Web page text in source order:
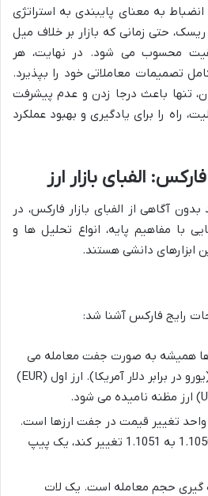
به معنای پایبندی به استراتژی
حتی زمانی که بازار بر خلاف میل
محسوب می شود. در نهایت، هر
تصمیمات معاملاتی خود را بپذیرد.
تنها باعث درجا زدن و عدم پیشرفت
راه را برای یادگیری و بهبود عملکرد
الفبای بازار ارز
آگاهی از الفبای بازار فارکس، در
با مفاهیم پایه، انواع تحلیل ها و
ابزارهای دانشی هستند.
رایج فارکس آشنا شد:
همیشه به صورت جفت معامله می
شوند، مثلاً EUR/USD (یورو در برابر دلار آمریکا). ارز اول (EUR)
واحد تغییر قیمت در جفت ارزها است.
مثلاً اگر EUR/USD از 1.1050 به 1.1051 تغییر کند، یک پیپ
گیری حجم معامله است. یک لات